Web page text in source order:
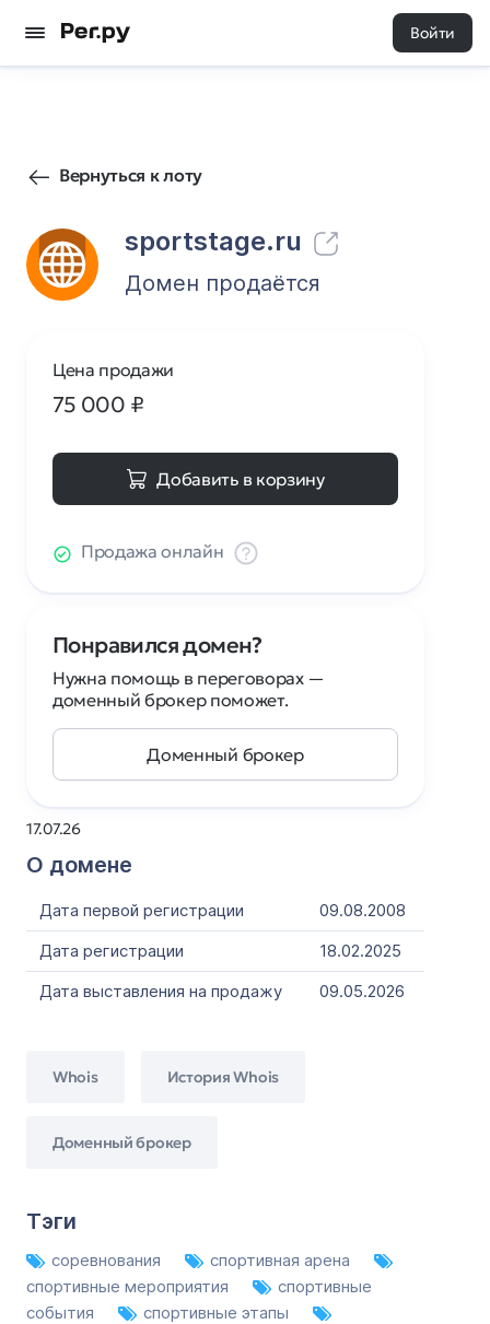
Войти
Вернуться к лоту
sportstage.ru
26 0
Домен продаётся
17.07.26
О домене
Дата первой регистрации
09.08.2008
Дата регистрации
18.02.2025
Дата выставления на продажу
09.05.2026
Whois История Whois
Доменный брокер
Тэги
соревнования
спортивная арена
спортивные мероприятия
спортивные
события
спортивные этапы
Цена продажи
75 000 ₽
Добавить в корзину
Продажа онлайн
Понравился домен?
Нужна помощь в переговорах —
доменный брокер поможет.
Доменный брокер